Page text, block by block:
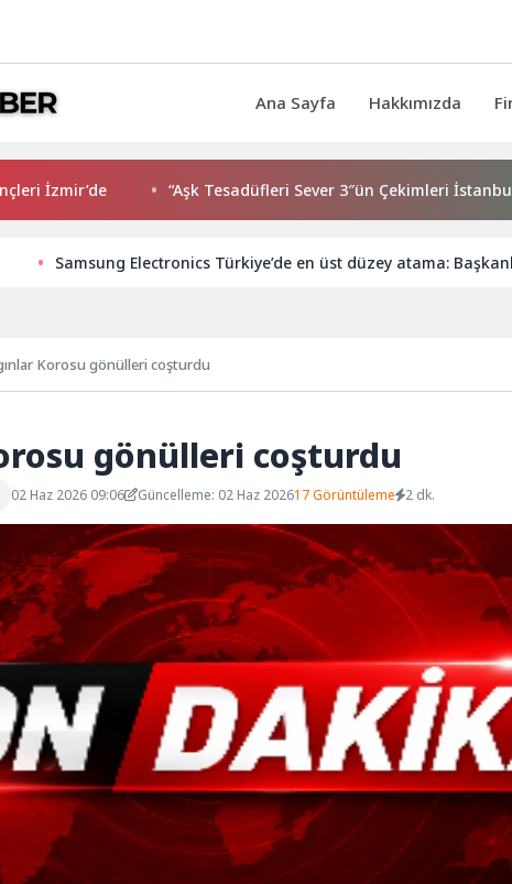
Ana Sayfa Hakkımızda
“Aşk Tesadüfleri Sever 3″ün Çekimleri İstanbul’da
Samsung Electronics Türkiye’de en üst düzey atama:
Korosu gönülleri coşturdu
gönülleri coşturdu
02 Haz 2026 09:06 Güncelleme: 02 Haz 202617 Görüntüleme 2 dk.